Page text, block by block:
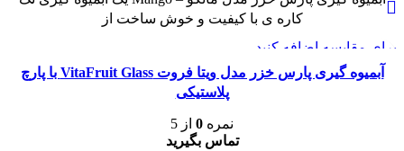
کاره ی با کیفیت و خوش ساخت از
برای مقایسه اضافه کنید
مشاهده سریع
آبمیوه گیری پارس خزر مدل ویتا فروت VitaFruit Glass با پارچ
پلاستیکی
نمره 0 از 5
تماس بگیرید